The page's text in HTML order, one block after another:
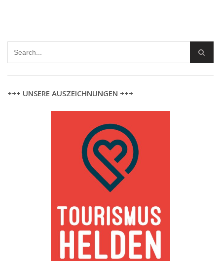
+++ UNSERE AUSZEICHNUNGEN +++